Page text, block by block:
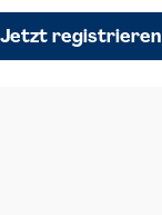
Jetzt registrieren